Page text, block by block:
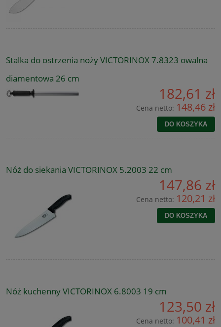
Stalka do ostrzenia noży VICTORINOX 7.8323 owalna
diamentowa 26 cm
182,61 zł
Cena netto: 148,46 zł
DO KOSZYKA
Nóż do siekania VICTORINOX 5.2003 22 cm
147,86 zł
Cena netto: 120,21 zł
DO KOSZYKA
Nóż kuchenny VICTORINOX 6.8003 19 cm
123,50 zł
Cena netto: 100,41 zł